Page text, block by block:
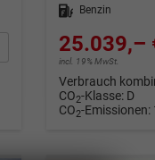
Kraftstoff
Benzin
25.039,–
incl. 19% MwSt.
Verbrauch
CO2-Klasse: D
CO2-Emissionen: